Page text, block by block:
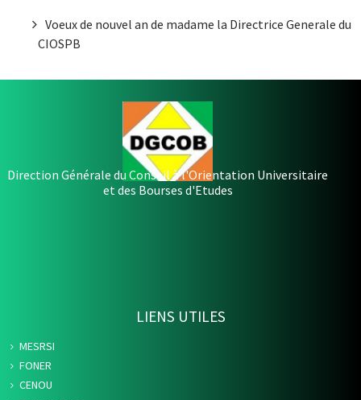
Voeux de nouvel an de madame la Directrice Generale du
CIOSPB
Direction Générale du Conseil à l'Orientation Universitaire
et des Bourses d'Etudes
LIENS UTILES
MESRSI
FONER
CENOU